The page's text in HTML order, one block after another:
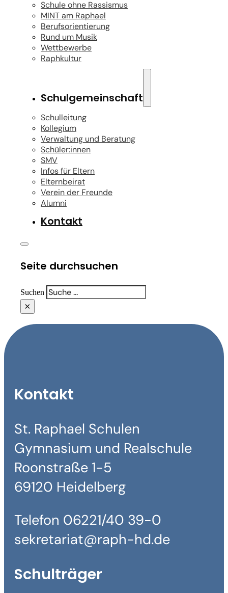
Schule ohne Rassismus
MINT am Raphael
Berufsorientierung
Rund um Musik
Wettbewerbe
Raphkultur
Schulgemeinschaft
Schulleitung
Kollegium
Verwaltung und Beratung
Schüler:innen
SMV
Infos für Eltern
Elternbeirat
Verein der Freunde
Alumni
Kontakt
Seite durchsuchen
Suchen
×
Kontakt
St. Raphael Schulen
Gymnasium und Realschule
Roonstraße 1-5
69120 Heidelberg
Telefon 06221/40 39-0
sekretariat@raph-hd.de
Schulträger